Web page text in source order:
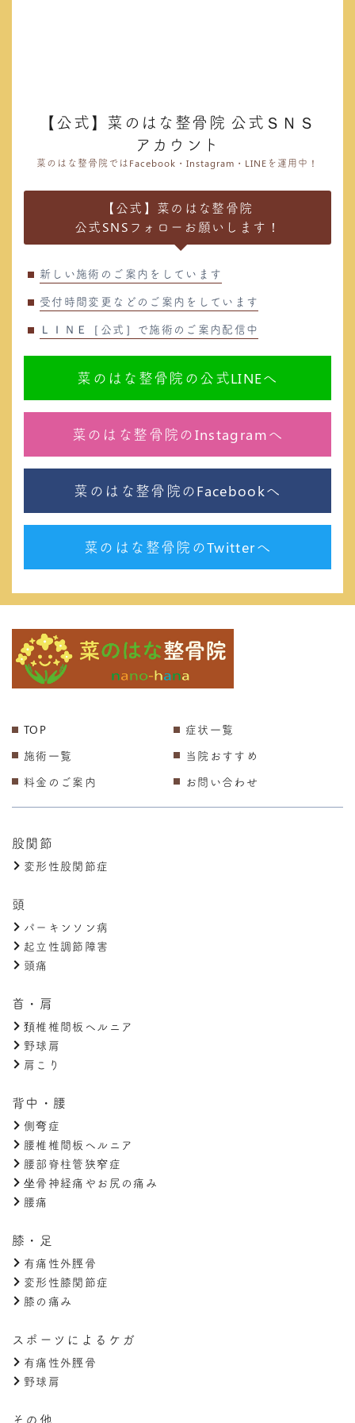
【公式】菜のはな整骨院 公式ＳＮＳ
アカウント
菜のはな整骨院ではFacebook・Instagram・LINEを運用中！
【公式】菜のはな整骨院
公式SNSフォローお願いします！
新しい施術のご案内をしています
受付時間変更などのご案内をしています
ＬＩＮＥ［公式］で施術のご案内配信中
菜のはな整骨院の公式LINEへ
菜のはな整骨院のInstagramへ
菜のはな整骨院のFacebookへ
菜のはな整骨院のTwitterへ
TOP
症状一覧
施術一覧
当院おすすめ
料金のご案内
お問い合わせ
股関節
変形性股関節症
頭
パーキンソン病
起立性調節障害
頭痛
首・肩
頚椎椎間板ヘルニア
野球肩
肩こり
背中・腰
側弯症
腰椎椎間板ヘルニア
腰部脊柱管狭窄症
坐骨神経痛やお尻の痛み
腰痛
膝・足
有痛性外脛骨
変形性膝関節症
膝の痛み
スポーツによるケガ
有痛性外脛骨
野球肩
その他